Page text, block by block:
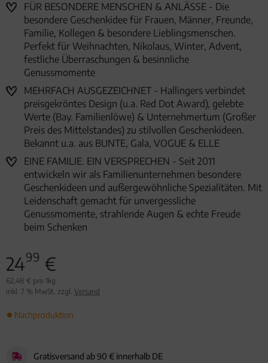
FÜR BESONDERE MENSCHEN & ANLÄSSE - Die
besondere Geschenkidee für Frauen, Männer, Freunde,
Familie, Kollegen & besondere Lieblingsmenschen.
Perfekt für Weihnachten, Nikolaus, Winter, Advent,
festliche Überraschungen & besinnliche
Genussmomente
MEHRFACH AUSGEZEICHNET - Hallingers verbindet
preisgekröntes Design (u.a. Red Dot Award), gelebte
Werte (Bay. Familienlöwe) & Unternehmertum (Großer
Preis des Mittelstandes) zu stilvollen Geschenkideen.
Bekannt u.a. aus BUNTE, Gala, VOGUE & ELLE
EINE FAMILIE. EIN VERSPRECHEN - Seit 2011
entwickeln wir als Familienunternehmen besondere
Geschenkideen und außergewöhnliche Spezialitäten. Mit
Leidenschaft gemacht für unvergessliche
Genussmomente, strahlende Augen & echte Freude
beim Schenken
2499 €
62,48 € pro 1kg
inkl. 7 % MwSt. zzgl. Versand
Nachproduktion
Gratisversand ab 90 € innerhalb DE